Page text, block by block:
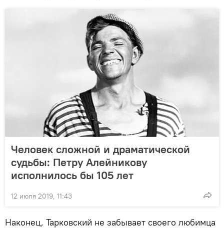
Человек сложной и драматической
судьбы: Петру Алейникову
исполнилось бы 105 лет
12 июля 2019, 11:43
Наконец, Тарковский не забывает своего любимца